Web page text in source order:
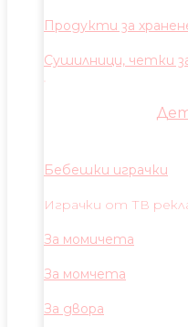
Продукти за
Сушилници, четки
Бебешки играчки
Играчки от ТВ
За момичета
За момчета
За двора